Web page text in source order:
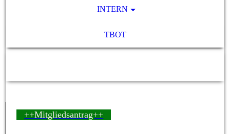
INTERN
TBOT
++Mitgliedsantrag++